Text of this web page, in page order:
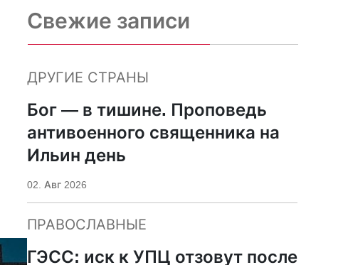
Свежие записи
ДРУГИЕ СТРАНЫ
Бог — в тишине. Проповедь
антивоенного священника на
Ильин день
02. Авг 2026
ПРАВОСЛАВНЫЕ
ГЭСС: иск к УПЦ отзовут после